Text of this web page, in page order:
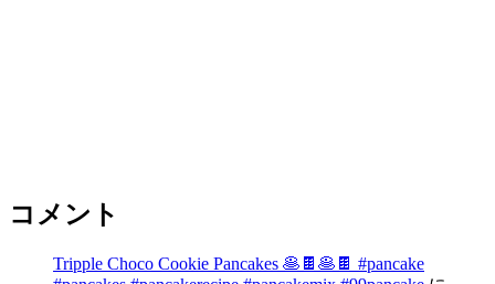
コメント
Tripple Choco Cookie Pancakes 🥞🍫🥞🍫 #pancake